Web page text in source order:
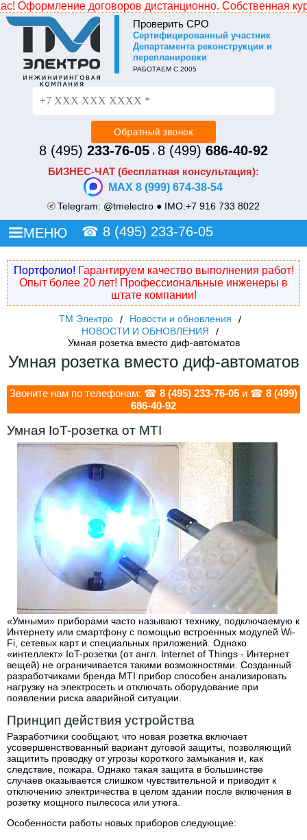
договоров дистанционно. Собственная
Проверить СРО
Cертифицированный участник
Департамента реконструкции и
перепланировки
РАБОТАЕМ С 2005
8 (495) 233-76-05, 8 (499) 686-40-92
БИЗНЕС-ЧАТ (бесплатная консультация):
MAX 8 (999) 674-38-54
Telegram: @tmelectro ● IMO:+7 916 733 8022
☎ 8 (495) 233-76-05
МЕНЮ
Портфолио! Гарантируем качество выполнения работ!
Опыт более 20 лет! Профессиональные инженеры в
штате компании!
ТМ Электро
Новости и обновления
НОВОСТИ И ОБНОВЛЕНИЯ
Умная розетка вместо диф-автоматов
Умная розетка вместо диф-автоматов
Звоните нам по телефонам: ☎ 8 (495) 233-76-05 и ☎ 8 (499)
686-40-92
Умная IoT-розетка от MTI
«Умными» приборами часто называют технику, подключаемую к
Интернету или смартфону с помощью встроенных модулей Wi-
Fi, сетевых карт и специальных приложений. Однако
«интеллект» IoT-розетки (от англ. Internet of Things - Интернет
вещей) не ограничивается такими возможностями. Созданный
разработчиками бренда MTI прибор способен анализировать
нагрузку на электросеть и отключать оборудование при
появлении риска аварийной ситуации.
Принцип действия устройства
Разработчики сообщают, что новая розетка включает
усовершенствованный вариант дуговой защиты, позволяющий
защитить проводку от угрозы короткого замыкания и, как
следствие, пожара. Однако такая защита в большинстве
случаев оказывается слишком чувствительной и приводит к
отключению электричества в целом здании после включения в
розетку мощного пылесоса или утюга.
Особенности работы новых приборов следующие:
Не уходите без СКИДКИ!
Просто оставьте свой номер и наш менеджер
перезвонит и сделает Вам индивидуальное ценовое